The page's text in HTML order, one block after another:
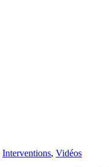
Interventions, Vidéos